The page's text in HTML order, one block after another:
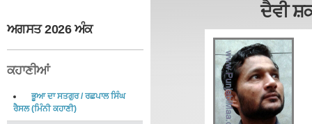
ਅਗਸਤ 2026 ਅੰਕ
ਕਹਾਣੀਆਂ
ਭੂਆ ਦਾ ਸਤਗੁਰ/ਰਛਪਾਲ ਸਿੰਘ
ਰੈਸਲ(ਮਿੰਨੀ ਕਹਾਣੀ)
ਦੈਵੀ